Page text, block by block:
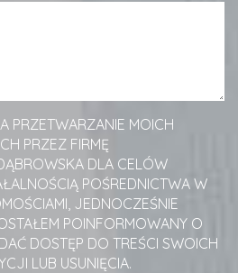
PRZETWARZANIE MOICH
PRZEZ FIRMĘ
DLA CELÓW
POŚREDNICTWA W
JEDNOCZEŚNIE
POINFORMOWANY O
DOSTĘP DO TREŚCI SWOICH
LUB USUNIĘCIA.